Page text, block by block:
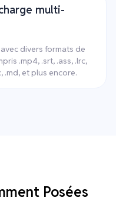
multi-
divers formats de
.mp4, .srt, .ass, .lrc,
.md, et plus encore.
Posées